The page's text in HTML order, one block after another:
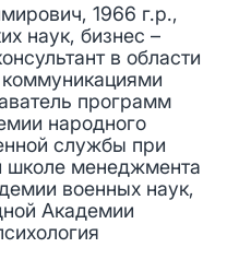
1966 г.р.,
наук, бизнес –
в области
программ
народного
службы при
менеджмента
военных наук,
Академии